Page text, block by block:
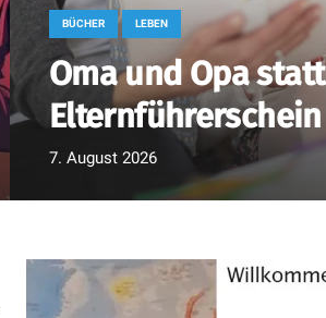
BÜCHER LEBEN
Oma und Opa statt
Elternführerschein
7. August 2026